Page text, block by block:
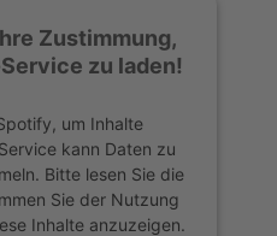
Zustimmung,
zu laden!
um Inhalte
kann Daten zu
Bitte lesen Sie die
Sie der Nutzung
Inhalte anzuzeigen.